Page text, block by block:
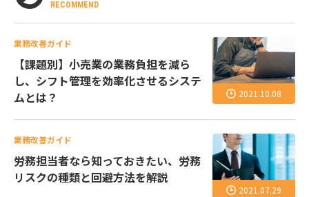
RECOMMEND
2021.10.08
業務改善ガイド
【課題別】小売業の業務負担を減ら
し、シフト管理を効率化させるシステ
ムとは？
2021.07.29
業務改善ガイド
労務担当者なら知っておきたい、労務
リスクの種類と回避方法を解説